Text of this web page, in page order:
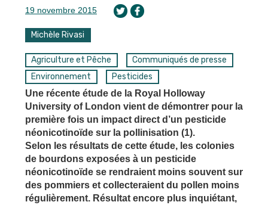
19 novembre 2015
Michèle Rivasi
Agriculture et Pêche
Communiqués de presse
Environnement
Pesticides
Une récente étude de la Royal Holloway
University of London vient de démontrer pour la
première fois un impact direct d’un pesticide
néonicotinoïde sur la pollinisation (1).
Selon les résultats de cette étude, les colonies
de bourdons exposées à un pesticide
néonicotinoïde se rendraient moins souvent sur
des pommiers et collecteraient du pollen moins
régulièrement. Résultat encore plus inquiétant,